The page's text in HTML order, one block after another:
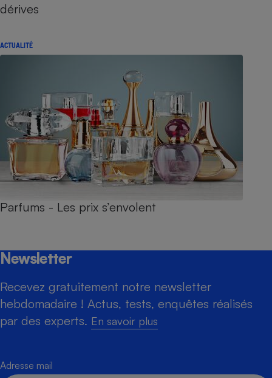
dérives
ACTUALITÉ
Parfums - Les prix s’envolent
Newsletter
Recevez gratuitement notre newsletter
hebdomadaire ! Actus, tests, enquêtes réalisés
par des experts. En savoir plus
Adresse mail